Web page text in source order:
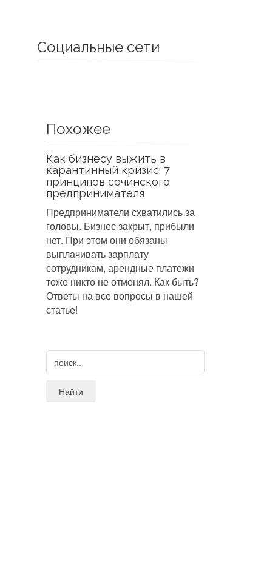
Социальные сети
Похожее
Как бизнесу выжить в
карантинный кризис. 7
принципов сочинского
предпринимателя
Предприниматели схватились за
головы. Бизнес закрыт, прибыли
нет. При этом они обязаны
выплачивать зарплату
сотрудникам, арендные платежи
тоже никто не отменял. Как быть?
Ответы на все вопросы в нашей
статье!